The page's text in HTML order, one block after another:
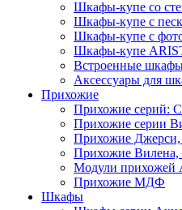
Шкафы-купе со
Шкафы-купе с
Шкафы-купе с
Шкафы-купе
Встроенные
Аксессуары для
Прихожие
Прихожие серий:
Прихожие серии
Прихожие
Прихожие Вилена,
Модули прихожей
Прихожие МДФ
Шкафы